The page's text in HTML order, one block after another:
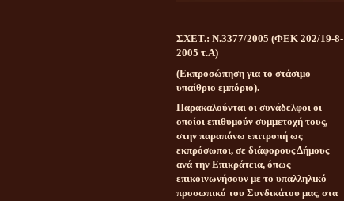
ΣΧΕΤ.: Ν.3377/2005 (ΦΕΚ 202/19-8-
2005 τ.Α)
(Εκπροσώπηση για το στάσιμο
υπαίθριο εμπόριο).
Παρακαλούνται οι συνάδελφοι οι
οποίοι επιθυμούν συμμετοχή τους,
στην παραπάνω επιτροπή ως
εκπρόσωποι, σε διάφορους Δήμους
ανά την Επικράτεια, όπως
επικοινωνήσουν με το υπαλληλικό
προσωπικό του Συνδικάτου μας, στα